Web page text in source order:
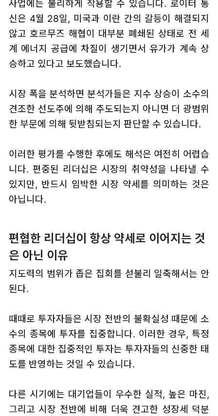
사업에는 불리하게 작용할 수 있습니다. 로이터 통
신은 4월 28일, 미국과 이란 간의 갈등이 해결되지
않고 호르무즈 해협이 대부분 폐쇄된 상태로 전 세
계 에너지 공급에 차질이 생기면서 유가가 계속 상
승하고 있다고 보도했습니다.
시장 폭을 분석하면 분석가들은 지수 상승이 소수의
견조한 선도주에 의해 주도되는지 아니면 더 광범위
한 부문에 의해 뒷받침되는지 판단할 수 있습니다.
이러한 평가를 수행한 후에도 해석은 여전히 어렵습
니다. 편중된 리더십은 시장의 취약성을 나타낼 수
있지만, 반드시 임박한 시장 약세를 의미하는 것은
아닙니다.
편협한 리더십이 항상 약세로 이어지는 것
은 아닌 이유
지도력의 범위가 좁은 집회를 섣불리 일축해서는 안
된다.
때때로 투자자들은 시장 전반의 불확실성 때문에 소
수의 종목에 투자를 집중합니다. 이러한 경우, 특정
종목에 대한 집중적인 투자는 투자자들의 신중한 태
도를 반영하는 것일 수 있습니다.
다른 시기에는 대기업들이 우수한 실적, 높은 마진,
그리고 시장 전반에 비해 더욱 견고한 성장세 덕분